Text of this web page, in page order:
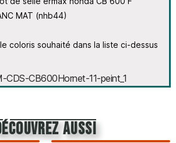
MAT (nhb44)
coloris souhaité dans la liste ci-dessus
CDS-CB600Hornet-11-peint_1
aussi